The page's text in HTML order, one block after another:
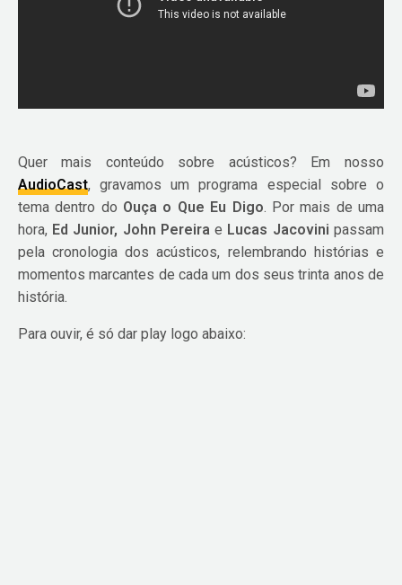
Quer mais conteúdo sobre acústicos? Em nosso
AudioCast, gravamos um programa especial sobre o
tema dentro do Ouça o Que Eu Digo. Por mais de uma
hora, Ed Junior, John Pereirae Lucas Jacovini passam
pela cronologia dos acústicos, relembrando histórias e
momentos marcantes de cada um dos seus trinta anos de
história.
Para ouvir, é só dar play logo abaixo: